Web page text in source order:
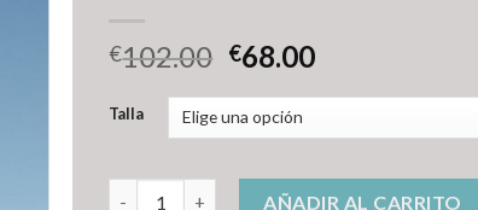
€102.00 €68.00
Talla
acolchado ligero mujer cantidadAÑADIR AL CARRITO